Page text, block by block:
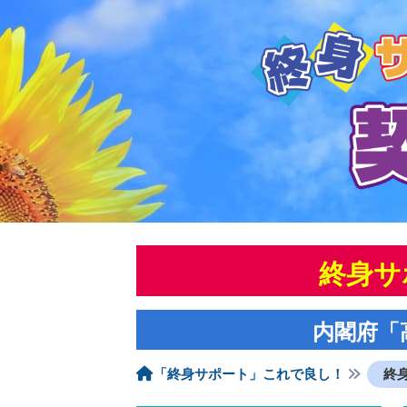
終身
内閣府「
「終身サポート」これで良し！ 終